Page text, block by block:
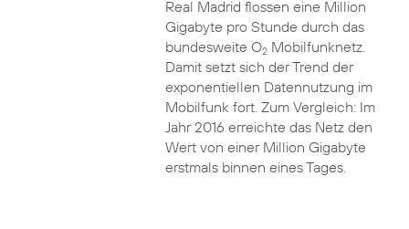
Real Madrid flossen eine Million
Gigabyte pro Stunde durch das
bundesweite O2Mobilfunknetz.
Damit setzt sich der Trend der
exponentiellen Datennutzung im
Mobilfunk fort. Zum Vergleich: Im
Jahr 2016 erreichte das Netz den
Wert von einer Million Gigabyte
erstmals binnen eines Tages.